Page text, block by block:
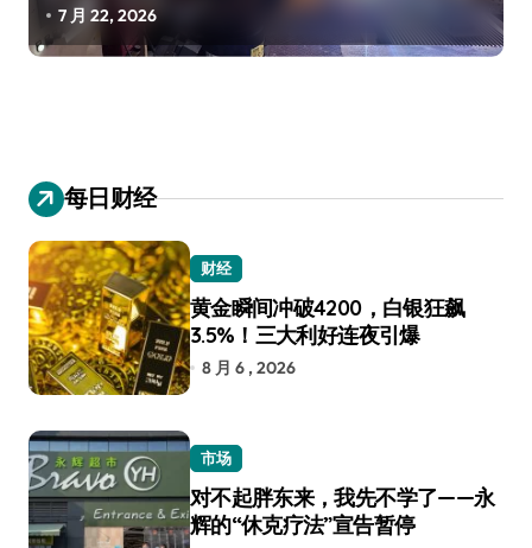
7 月 22, 2026
每日财经
财经
黄金瞬间冲破4200，白银狂飙
3.5%！三大利好连夜引爆
8 月 6 , 2026
市场
对不起胖东来，我先不学了——永
辉的“休克疗法”宣告暂停